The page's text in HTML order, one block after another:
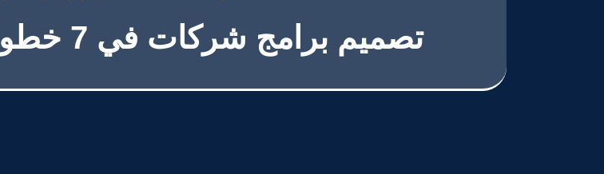
تصميم برامج شركات في 7 خطوات لنمو ونجاح أعمالك